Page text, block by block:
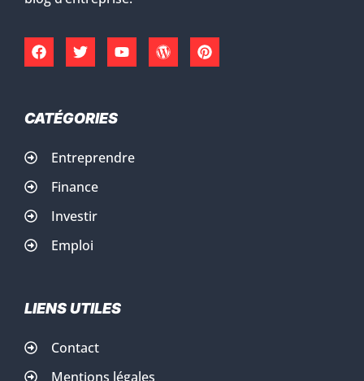
CATÉGORIES
Entreprendre
Finance
Investir
Emploi
LIENS UTILES
Contact
Mentions légales